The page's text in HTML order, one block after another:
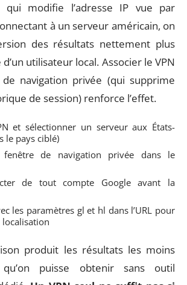
qui modifie l’adresse IP vue par
à un serveur américain, on
des résultats nettement plus
utilisateur local. Associer le VPN
navigation privée (qui supprime
de session) renforce l’effet.
et sélectionner un serveur aux États-
le pays ciblé)
fenêtre de navigation privée dans le
de tout compte Google avant la
les paramètres gl et hl dans l’URL pour
produit les résultats les moins
qu’on puisse obtenir sans outil